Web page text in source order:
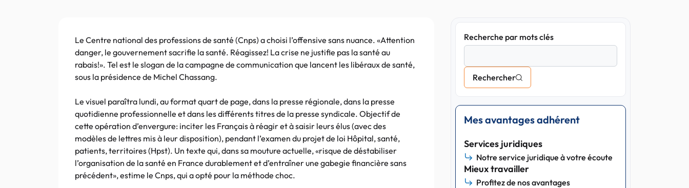
Le Centre national des professions de santé (Cnps) a choisi l’offensive sans nuance. «Attention
danger, le gouvernement sacrifie la santé. Réagissez! La crise ne justifie pas la santé au
rabais!». Tel est le slogan de la campagne de communication que lancent les libéraux de santé,
sous la présidence de Michel Chassang.
Le visuel paraîtra lundi, au format quart de page, dans la presse régionale, dans la presse
quotidienne professionnelle et dans les différents titres de la presse syndicale. Objectif de
cette opération d’envergure: inciter les Français à réagir et à saisir leurs élus (avec des
modèles de lettres mis à leur disposition), pendant l’examen du projet de loi Hôpital, santé,
patients, territoires (Hpst). Un texte qui, dans sa mouture actuelle, «risque de déstabiliser
l’organisation de la santé en France durablement et d’entraîner une gabegie financière sans
précédent», estime le Cnps, qui a opté pour la méthode choc.
Recherche par mots clés
Rechercher
Mes avantages adhérent
Services juridiques
Notre service juridique à votre écoute
Mieux travailler
Profitez de nos avantages